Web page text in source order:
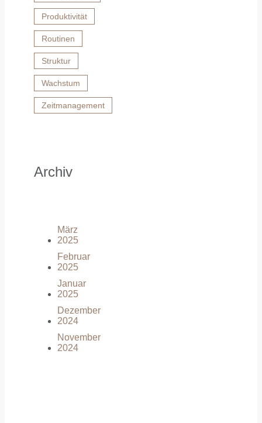
Produktivität
Routinen
Struktur
Wachstum
Zeitmanagement
Archiv
März
2025
Februar
2025
Januar
2025
Dezember
2024
November
2024